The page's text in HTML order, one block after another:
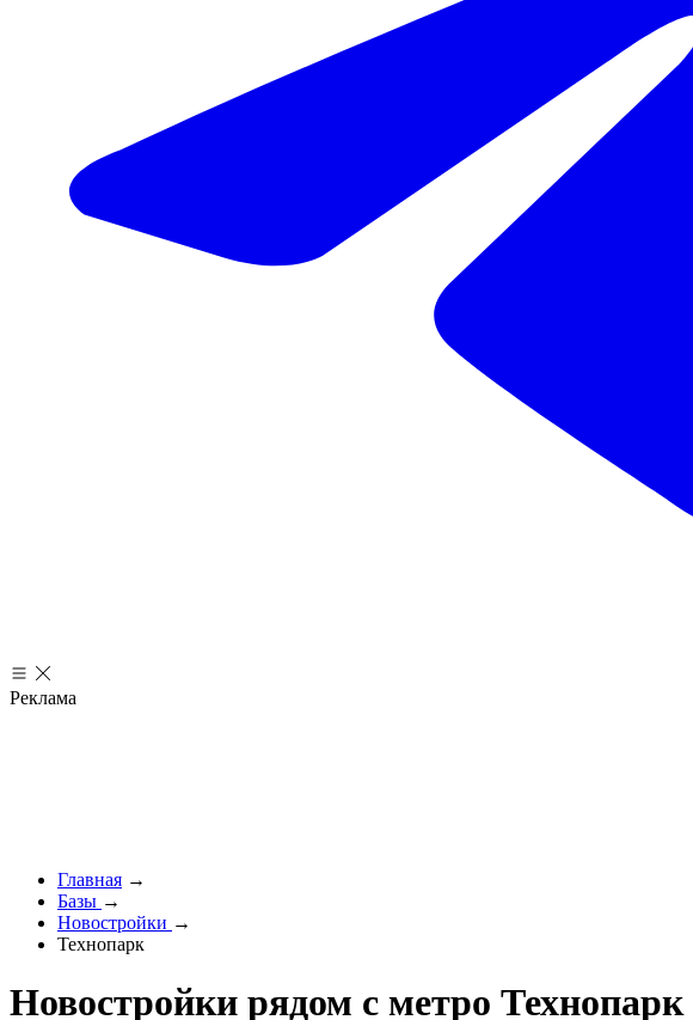
Реклама
Главная →
Базы →
Новостройки →
Технопарк
Новостройки рядом с метро Технопарк